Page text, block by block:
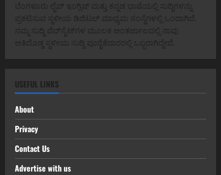
ಬೆಂಗಳೂರು ಲೈವ್ ಇಂಗ್ಲಿಷ್ ಮತ್ತು ಕನ್ನಡ ಭಾಷೆಯಲ್ಲಿ ಸುದ್ದಿಗಳನ್ನು
ಪ್ರಕಟಿಸುವ ಸ್ಥಳೀಯ ಡಿಜಿಟಲ್ ಮಾಧ್ಯಮ ಸಂಸ್ಥೆಗಳಲ್ಲಿ ಒಂದಾಗಿದೆ.
ನಮ್ಮ ಸುದ್ದಿ ವೆಬ್‌ಸೈಟ್‌ಗಳ ಮೂಲಕ ಅಂತರ್ಜಾಲದಲ್ಲಿ ನಾವು
ಅತಿದೊಡ್ಡ ಸ್ಥಳೀಯ ಸುದ್ದಿ ಪೂರೈಕೆದಾರರಲ್ಲಿ ಒಬ್ಬರಾಗಿದ್ದೇವೆ.
USEFUL LINKS
About
Privacy
Contact Us
Advertise with us